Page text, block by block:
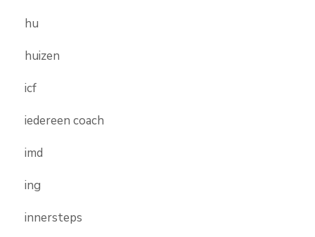
hu
huizen
icf
iedereen coach
imd
ing
innersteps